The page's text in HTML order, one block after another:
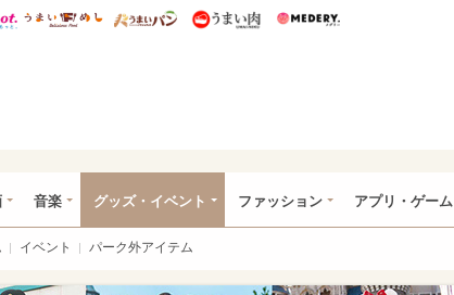
あ総研 ディズニー特集
mimot. うまいめし うまいパン うまい肉
音楽 グッズ・イベント ファッション アプリ・ゲーム
イベント パーク外アイテム